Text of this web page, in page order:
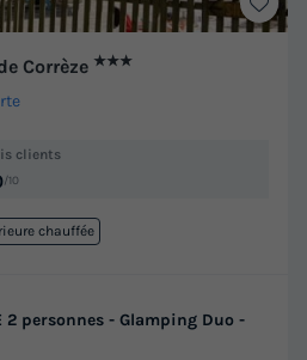
Corrèze ★★★
clients
/10
chauffée
2 personnes - Glamping Duo -